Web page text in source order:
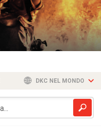
DKC NEL MONDO